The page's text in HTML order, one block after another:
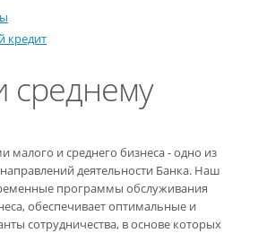
кредит
среднему
малого и среднего бизнеса - одно из
деятельности Банка. Наш
программы обслуживания
обеспечивает оптимальные и
сотрудничества, в основе которых